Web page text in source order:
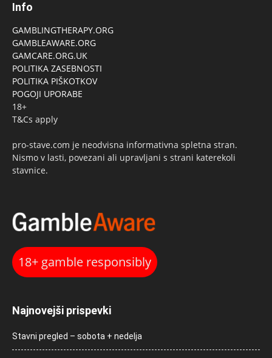
Info
GAMBLINGTHERAPY.ORG
GAMBLEAWARE.ORG
GAMCARE.ORG.UK
POLITIKA ZASEBNOSTI
POLITIKA PIŠKOTKOV
POGOJI UPORABE
18+
T&Cs apply
pro-stave.com je neodvisna informativna spletna stran.
Nismo v lasti, povezani ali upravljani s strani katerekoli
stavnice.
18+ gamble responsibly
Najnovejši prispevki
Stavni pregled – sobota + nedelja